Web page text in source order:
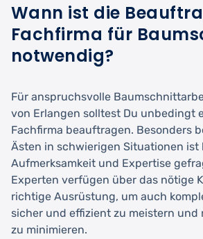
Wann ist die
Fachfirma für
notwendig?
Für anspruchsvolle
von Erlangen solltest Du unbedingt
Fachfirma beauftragen. Besonders
Ästen in schwierigen Situationen ist
Aufmerksamkeit und Expertise
Experten verfügen über das nötige
richtige Ausrüstung, um auch
sicher und effizient zu meistern und
zu minimieren.